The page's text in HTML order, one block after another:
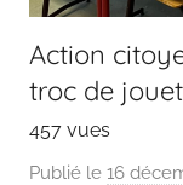
Action
troc de
457 vues
Publié le 16